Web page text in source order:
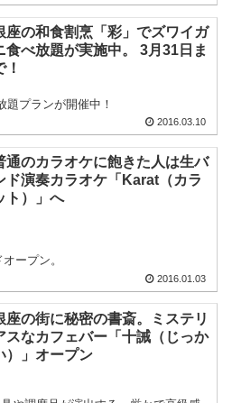
座の和食割烹「彩」でズワイガ
食べ放題が実施中。 3月31日ま
！
題プランが開催中！
2016.03.10
通のカラオケに飽きた人は生バ
ド演奏カラオケ「Karat（カラ
ト）」へ
ープン。
2016.01.03
座の街に秘密の書斎。ミステリ
スなカフェバー「十誡（じっか
）」オープン